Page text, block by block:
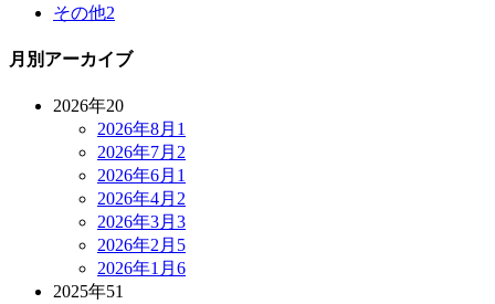
その他2
月別アーカイブ
2026年20
2026年8月 1
2026年7月 2
2026年6月 1
2026年4月 2
2026年3月 3
2026年2月 5
2026年1月 6
2025年51